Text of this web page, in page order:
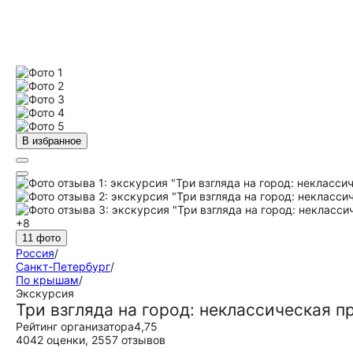
В избранное
+8
11 фото
Россия/
Санкт-Петербург/
По крышам/
Экскурсия
Три взгляда на город: неклассическая
Рейтинг организатора4,75
4042 оценки, 2557 отзывов